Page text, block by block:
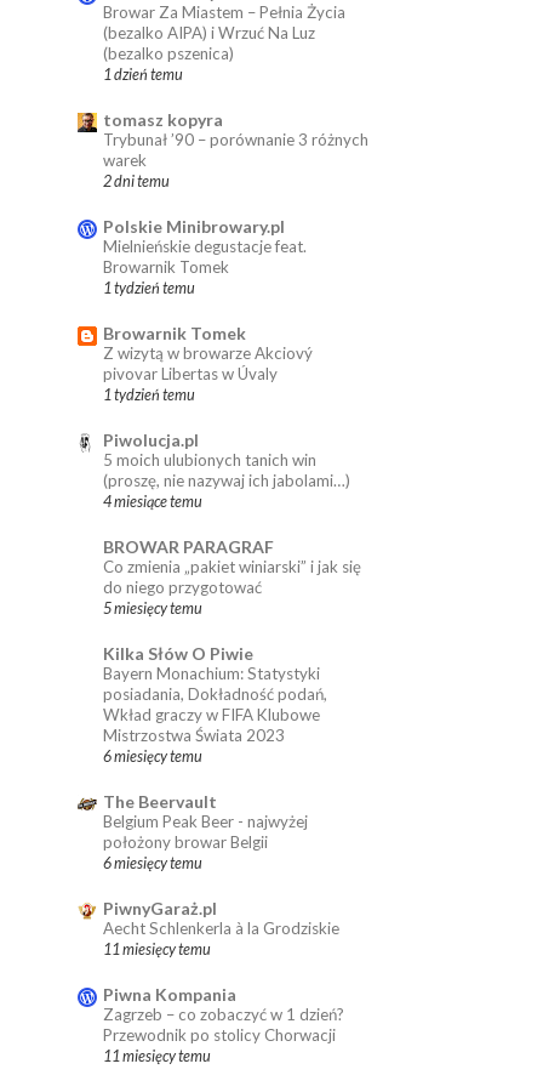
Browar Za Miastem – Pełnia Życia
(bezalko AIPA) i Wrzuć Na Luz
(bezalko pszenica)
1 dzień temu
tomasz kopyra
Trybunał ’90 – porównanie 3 różnych
warek
2 dni temu
Polskie Minibrowary.pl
Mielnieńskie degustacje feat.
Browarnik Tomek
1 tydzień temu
Browarnik Tomek
Z wizytą w browarze Akciový
pivovar Libertas w Úvaly
1 tydzień temu
Piwolucja.pl
5 moich ulubionych tanich win
(proszę, nie nazywaj ich jabolami…)
4 miesiące temu
BROWAR PARAGRAF
Co zmienia „pakiet winiarski” i jak się
do niego przygotować
5 miesięcy temu
Kilka Słów O Piwie
Bayern Monachium: Statystyki
posiadania, Dokładność podań,
Wkład graczy w FIFA Klubowe
Mistrzostwa Świata 2023
6 miesięcy temu
The Beervault
Belgium Peak Beer - najwyżej
położony browar Belgii
6 miesięcy temu
PiwnyGaraż.pl
Aecht Schlenkerla à la Grodziskie
11 miesięcy temu
Piwna Kompania
Zagrzeb – co zobaczyć w 1 dzień?
Przewodnik po stolicy Chorwacji
11 miesięcy temu